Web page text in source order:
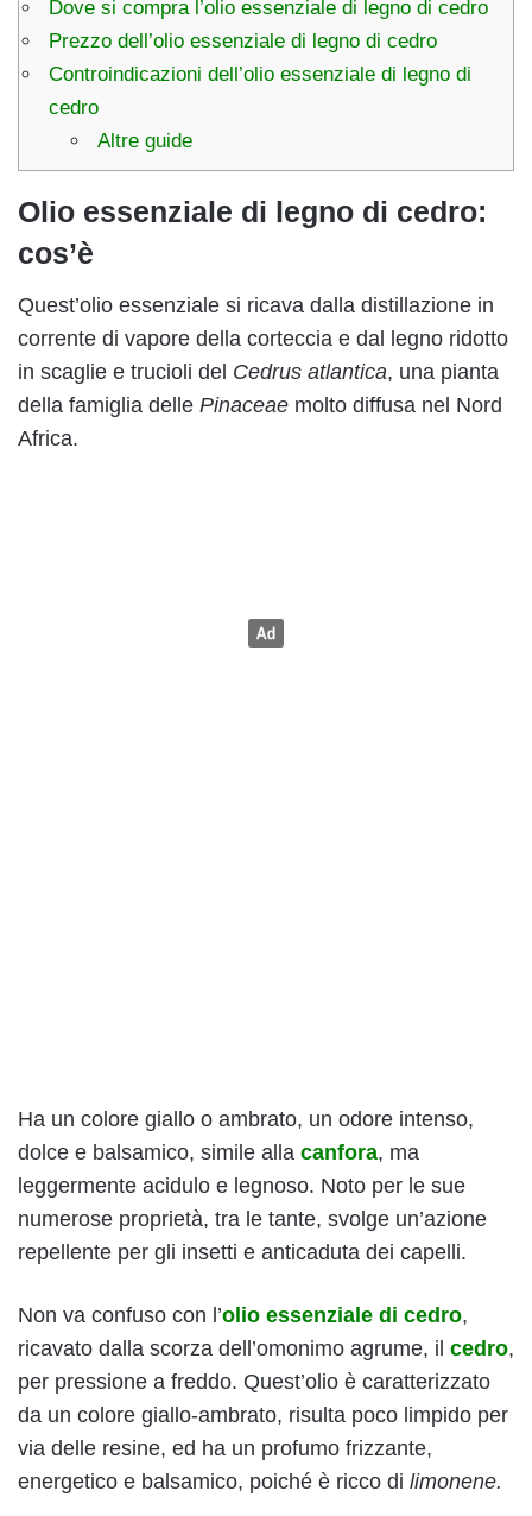
Dove si compra l’olio essenziale di legno di cedro
Prezzo dell’olio essenziale di legno di cedro
Controindicazioni dell’olio essenziale di legno di
cedro
Altre guide
Olio essenziale di legno di cedro:
cos’è
Quest’olio essenziale si ricava dalla distillazione in
corrente di vapore della corteccia e dal legno ridotto
in scaglie e trucioli del Cedrus atlantica, una pianta
della famiglia delle Pinaceae molto diffusa nel Nord
Africa.
Ha un colore giallo o ambrato, un odore intenso,
dolce e balsamico, simile alla canfora, ma
leggermente acidulo e legnoso. Noto per le sue
numerose proprietà, tra le tante, svolge un’azione
repellente per gli insetti e anticaduta dei capelli.
Non va confuso con l’olio essenziale di cedro,
ricavato dalla scorza dell’omonimo agrume, il cedro,
per pressione a freddo. Quest’olio è caratterizzato
da un colore giallo-ambrato, risulta poco limpido per
via delle resine, ed ha un profumo frizzante,
energetico e balsamico, poiché è ricco di limonene.